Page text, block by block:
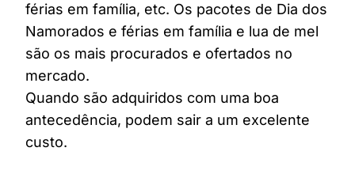
férias em família, etc. Os pacotes de Dia dos
Namorados e férias em família e lua de mel
são os mais procurados e ofertados no
mercado.
Quando são adquiridos com uma boa
antecedência, podem sair a um excelente
custo.